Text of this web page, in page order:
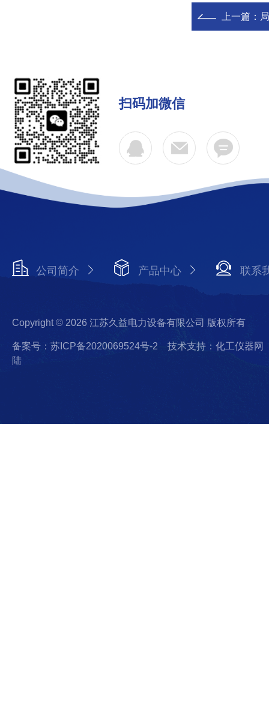
上一篇：
扫码加微信
公司简介 产品中心 联系
Copyright © 2026 江苏久益电力设备有限公司 版权所有
备案号：苏ICP备2020069524号-2
技术支持：化工仪器网
陆